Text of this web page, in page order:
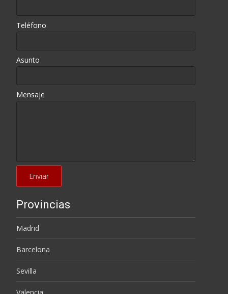
Teléfono
Asunto
Mensaje
Provincias
Madrid
Barcelona
Sevilla